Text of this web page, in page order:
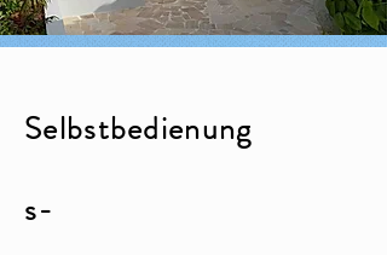
Selbstbedienung
s-